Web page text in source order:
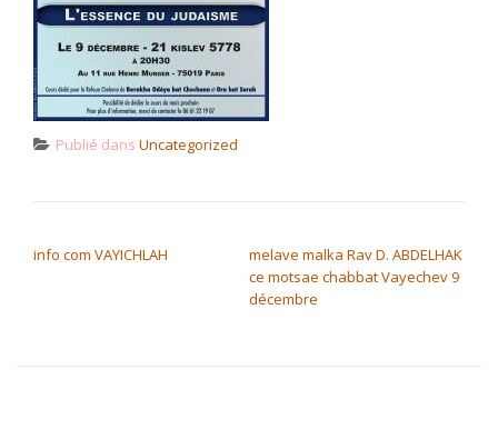
Publié dans Uncategorized
info com VAYICHLAH
melave malka Rav D. ABDELHAK
ce motsae chabbat Vayechev 9
décembre